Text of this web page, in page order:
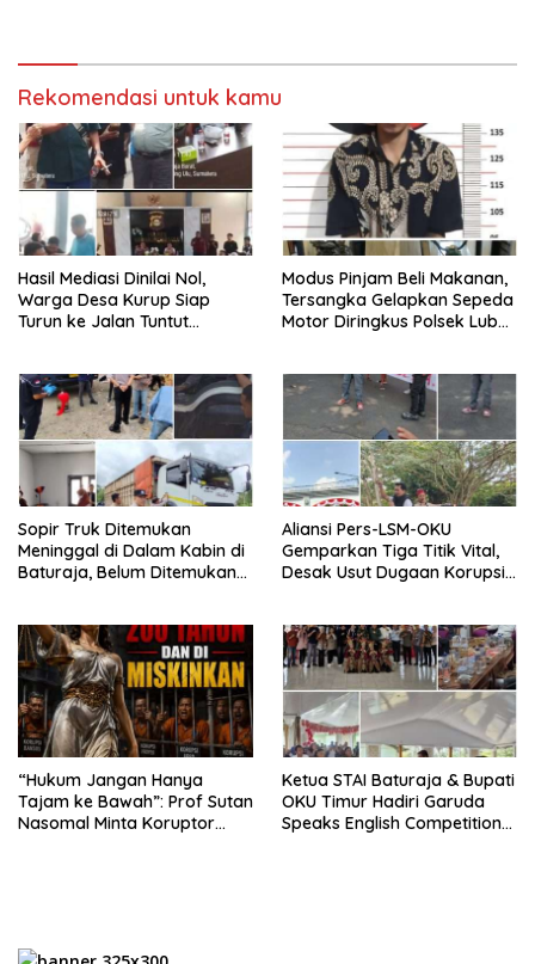
Rekomendasi untuk kamu
Hasil Mediasi Dinilai Nol,
Warga Desa Kurup Siap
Turun ke Jalan Tuntut
Undang‑Undang
Modus Pinjam Beli Makanan,
Tersangka Gelapkan Sepeda
Motor Diringkus Polsek Lubuk
Sopir Truk Ditemukan
Meninggal di Dalam Kabin di
Baturaja, Belum Ditemukan
Aliansi Pers-LSM-OKU
Gemparkan Tiga Titik Vital,
Desak Usut Dugaan Korupsi
“Hukum Jangan Hanya
Tajam ke Bawah”: Prof Sutan
Nasomal Minta Koruptor
Ketua STAI Baturaja & Bupati
OKU Timur Hadiri Garuda
Speaks English Competition